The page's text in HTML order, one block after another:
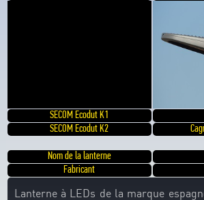
SECOM Ecodut K1
SECOM Ecodut K2
Nom de la lanterne
Fabricant
Lanterne à LEDs de la marque